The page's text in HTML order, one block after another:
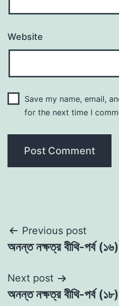
Website
Save my name, email,
for the next time I
Post
navigation
Previous post
অনন্ত নক্ষত্র বীথি-পর্ব
Next post
অনন্ত নক্ষত্র বীথি-পর্ব